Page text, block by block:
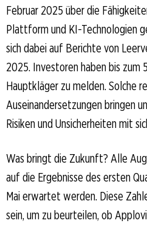
Februar 2025 über die
Plattform und KI-Technologien
sich dabei auf Berichte von
2025. Investoren haben bis zum
Hauptkläger zu melden. Solche
Auseinandersetzungen bringen
Risiken und Unsicherheiten mit
Was bringt die Zukunft? Alle
auf die Ergebnisse des ersten
Mai erwartet werden. Diese
sein, um zu beurteilen, ob